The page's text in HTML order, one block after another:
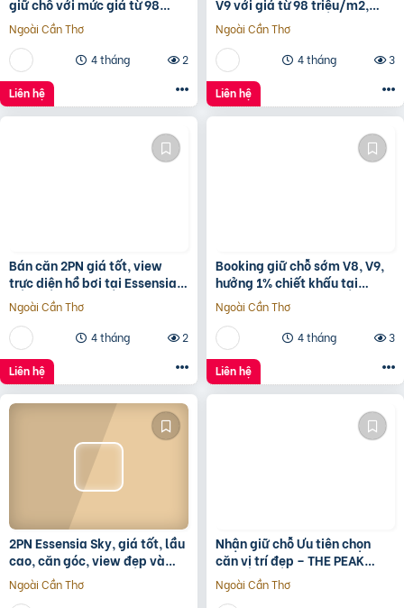
giữ chỗ với mức giá từ 98
triệu/m2, 1% early bird tại
Sunshine Sky City
Ngoài Cần Thơ
4 tháng
2
Liên hệ
V9 với giá từ 98 triệu/m2,
hưởng 1% chiết khấu booking
sớm tại
Ngoài Cần Thơ
4 tháng
3
Liên hệ
Bán căn 2PN giá tốt, view
trực diện hồ bơi tại Essensia
Sky với giá chỉ 5,6 tỷ
Ngoài Cần Thơ
4 tháng
2
Liên hệ
Booking giữ chỗ sớm V8, V9,
hưởng 1% chiết khấu tại
Sunshine Sky City để đón đầu
hạ tầng phát triển
Ngoài Cần Thơ
4 tháng
3
Liên hệ
2PN Essensia Sky, giá tốt, lầu
cao, căn góc, view đẹp và
thoáng giá chỉ 6 tỷ 780 chưa
KPBTthích hợp
Ngoài Cần Thơ
Nhận giữ chỗ Ưu tiên chọn
căn vị trí đẹp – THE PEAK
GARDEN của Hưng Lộc Phát
Ngoài Cần Thơ